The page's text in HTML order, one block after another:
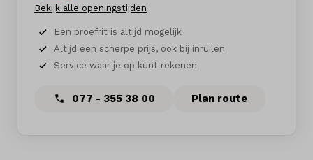
Bekijk alle openingstijden
Een proefrit is altijd mogelijk
Altijd een scherpe prijs, ook bij inruilen
Service waar je op kunt rekenen
077 - 355 38 00 Plan route